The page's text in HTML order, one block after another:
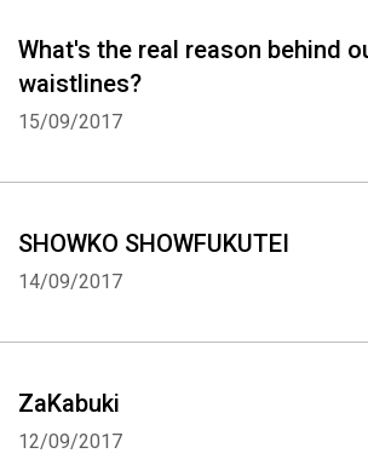
What's the real reason behind
waistlines?
15/09/2017
SHOWKO SHOWFUKUTEI
14/09/2017
ZaKabuki
12/09/2017